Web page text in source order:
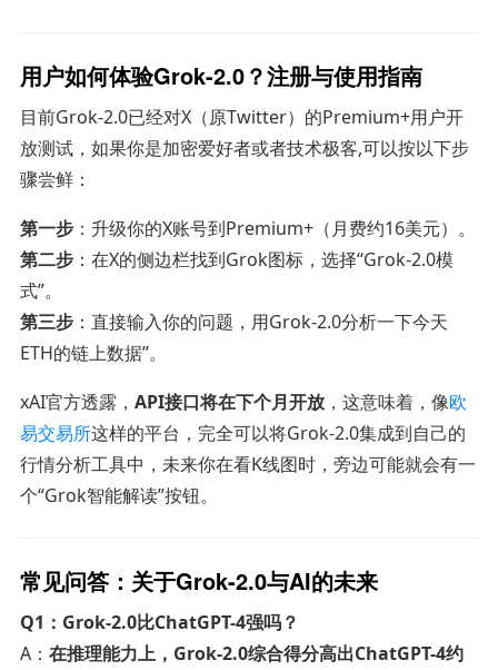
用户如何体验Grok-2.0？注册与使用指南
目前Grok-2.0已经对X（原Twitter）的Premium+用户开
放测试，如果你是加密爱好者或者技术极客,可以按以下步
骤尝鲜：
第一步：升级你的X账号到Premium+（月费约16美元）。
第二步：在X的侧边栏找到Grok图标，选择“Grok-2.0模
式”。
第三步：直接输入你的问题，用Grok-2.0分析一下今天
ETH的链上数据”。
xAI官方透露， API接口将在下个月开放，这意味着，像欧
易交易所这样的平台，完全可以将Grok-2.0集成到自己的
行情分析工具中，未来你在看K线图时，旁边可能就会有一
个“Grok智能解读”按钮。
常见问答：关于Grok-2.0与AI的未来
Q1：Grok-2.0比ChatGPT-4强吗？
A： 在推理能力上，Grok-2.0综合得分高出ChatGPT-4约